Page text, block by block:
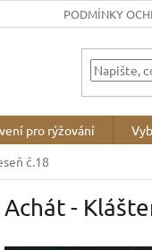
PODMÍNKY
pro rýžování
č.18
Achát -